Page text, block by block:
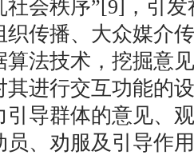
社会秩序”[9]，引
织传播、大众媒介
算法技术，挖掘意
其进行交互功能的
引导群体的意见、
员、劝服及引导作